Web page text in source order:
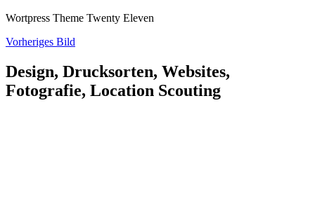
Wortpress Theme Twenty Eleven
Vorheriges Bild
Design, Drucksorten, Websites,
Fotografie, Location Scouting